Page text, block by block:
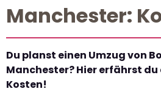
Manchester:
Du planst einen Umzug von
Manchester? Hier erfährst du
Kosten!